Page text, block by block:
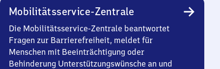
Mobilitätsservice-Zentrale
Die Mobilitätsservice-Zentrale beantwortet
Fragen zur Barrierefreiheit, meldet für
Menschen mit Beeinträchtigung oder
Behinderung Unterstützungswünsche an und